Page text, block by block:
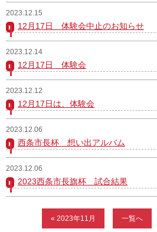
卒団生の声
ガンバレ！広島西ブログ
質問コーナー Ｑ＆Ａ
リトルリーグについて
2023.12.15
12月17日 体験会中止のお知らせ
2023.12.14
12月17日 体験会
2023.12.12
12月17日は、体験会
2023.12.06
西条市長杯 想い出アルバム
2023.12.06
2023西条市長旗杯 試合結果
« 2023年11月 一覧へ